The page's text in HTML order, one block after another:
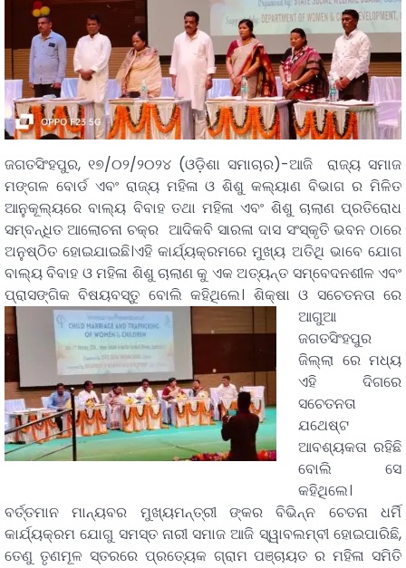
ଜଗତସିଂହପୁର, ୧୭/୦୨/୨୦୨୪ (ଓଡ଼ିଶା ସମାଚାର)-ଆଜି ରାଜ୍ୟ ସମାଜ
ମଙ୍ଗଳ ବୋର୍ଡ ଏବଂ ରାଜ୍ୟ ମହିଳା ଓ ଶିଶୁ କଲ୍ୟାଣ ବିଭାଗ ର ମିଳିତ
ଆନୁକୂଲ୍ୟରେ ବାଲ୍ୟ ବିବାହ ତଥା ମହିଳା ଏବଂ ଶିଶୁ ଚାଲାଣ ପ୍ରତିରୋଧ
ସମ୍ବନ୍ଧିତ ଆଲୋଚନା ଚକ୍ର ଆଦିକବି ସାରଳା ଦାସ ସଂସ୍କୃତି ଭବନ ଠାରେ
ଅନୁଷ୍ଠିତ ହୋଇଯାଇଛି।ଏହି କାର୍ଯ୍ୟକ୍ରମରେ ମୁଖ୍ୟ ଅତିଥି ଭାବେ ଯୋଗ
ବାଲ୍ୟ ବିବାହ ଓ ମହିଳା ଶିଶୁ ଚାଲାଣ କୁ ଏକ ଅତ୍ୟନ୍ତ ସମ୍ବେଦନଶୀଳ ଏବଂ
ପ୍ରାସଙ୍ଗିକ ବିଷୟବସ୍ତୁ ବୋଲି କହିଥିଲେ। ଶିକ୍ଷା ଓ ସଚେତନତା ରେ
ଆଗୁଆ
ଜଗତସିଂହପୁର
ଜିଲ୍ଲା ରେ ମଧ୍ୟ
ଏହି ଦିଗରେ
ସଚେତନତା
ଯଥେଷ୍ଟ
ଆବଶ୍ୟକତା ରହିଛି
ବୋଲି ସେ
କହିଥିଲେ।
ବର୍ତ୍ତମାନ ମାନ୍ୟବର ମୁଖ୍ୟମନ୍ତ୍ରୀ ଙ୍କର ବିଭିନ୍ନ ଚେତନା ଧର୍ମି
କାର୍ଯ୍ୟକ୍ରମ ଯୋଗୁ ସମସ୍ତ ନାରୀ ସମାଜ ଆଜି ସ୍ୱାବଲମ୍ବୀ ହୋଇପାରିଛି,
ତେଣୁ ତୃଣମୂଳ ସ୍ତରରେ ପ୍ରତ୍ୟେକ ଗ୍ରାମ ପଞ୍ଚାୟତ ର ମହିଳା ସମିତି